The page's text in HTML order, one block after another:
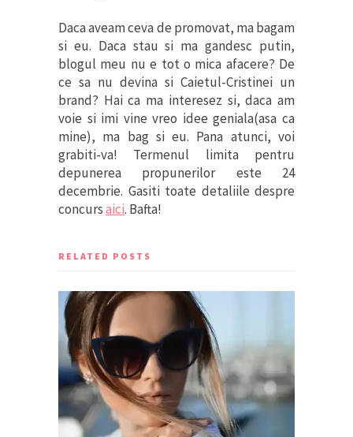
Daca aveam ceva de promovat, ma bagam
si eu. Daca stau si ma gandesc putin,
blogul meu nu e tot o mica afacere? De
ce sa nu devina si Caietul-Cristinei un
brand? Hai ca ma interesez si, daca am
voie si imi vine vreo idee geniala(asa ca
mine), ma bag si eu. Pana atunci, voi
grabiti-va! Termenul limita pentru
depunerea propunerilor este 24
decembrie. Gasiti toate detaliile despre
concursaici. Bafta!
RELATED POSTS